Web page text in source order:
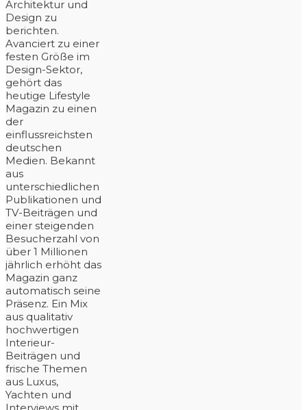
Architektur und
Design zu
berichten.
Avanciert zu einer
festen Größe im
Design-Sektor,
gehört das
heutige Lifestyle
Magazin zu einen
der
einflussreichsten
deutschen
Medien. Bekannt
aus
unterschiedlichen
Publikationen und
TV-Beiträgen und
einer steigenden
Besucherzahl von
über 1 Millionen
jährlich erhöht das
Magazin ganz
automatisch seine
Präsenz. Ein Mix
aus qualitativ
hochwertigen
Interieur-
Beiträgen und
frische Themen
aus Luxus,
Yachten und